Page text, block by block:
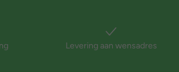
Levering aan wensadres